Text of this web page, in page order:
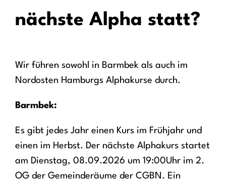
nächste Alpha statt?
Wir führen sowohl in Barmbek als auch im
Nordosten Hamburgs Alphakurse durch.
Barmbek:
Es gibt jedes Jahr einen Kurs im Frühjahr und
einen im Herbst. Der nächste Alphakurs startet
am Dienstag, 08.09.2026 um 19:00Uhr im 2.
OG der Gemeinderäume der CGBN. Ein